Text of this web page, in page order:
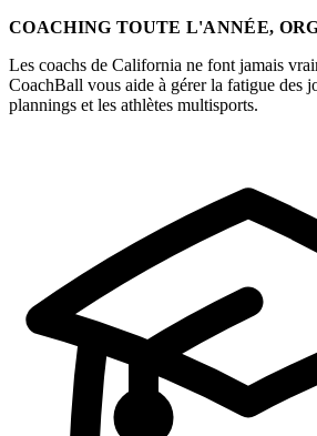
COACHING TOUTE L'ANNÉE,
Les coachs de California ne font jamais
CoachBall vous aide à gérer la fatigue des
plannings et les athlètes multisports.